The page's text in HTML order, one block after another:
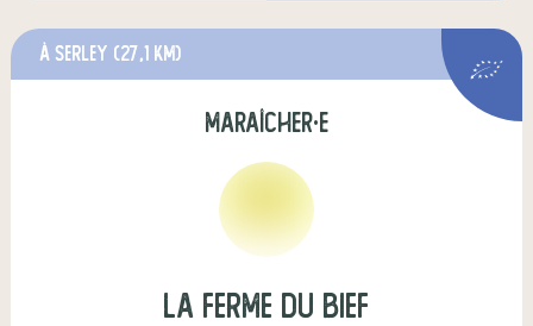
à Serley (27,1 km)
maraîcher·e
La Ferme du Bief